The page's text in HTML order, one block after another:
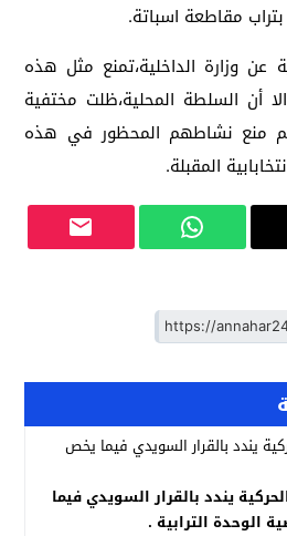
بتراب مقاطعة اسباتة.
عن وزارة الداخلية،تمنع مثل هذه
أن السلطة المحلية،ظلت مختفية
منع نشاطهم المحظور في هذه
المقبلة.
يندد بالقرار السويدي فيما
الوحدة الترابية .